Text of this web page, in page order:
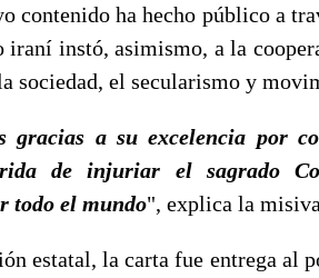
contenido ha hecho público a
iraní instó, asimismo, a la
sociedad, el secularismo y
gracias a su excelencia por
de injuriar el sagrado
todo el mundo", explica la
estatal, la carta fue entrega al